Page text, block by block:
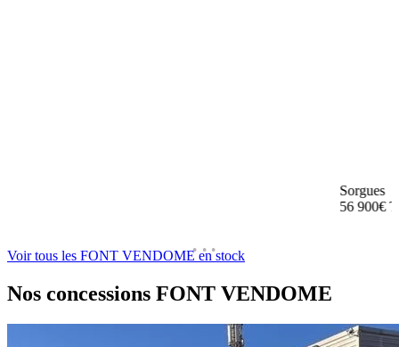
Sorgues
56 900€
Voir tous les FONT VENDOME en stock
Nos concessions FONT VENDOME